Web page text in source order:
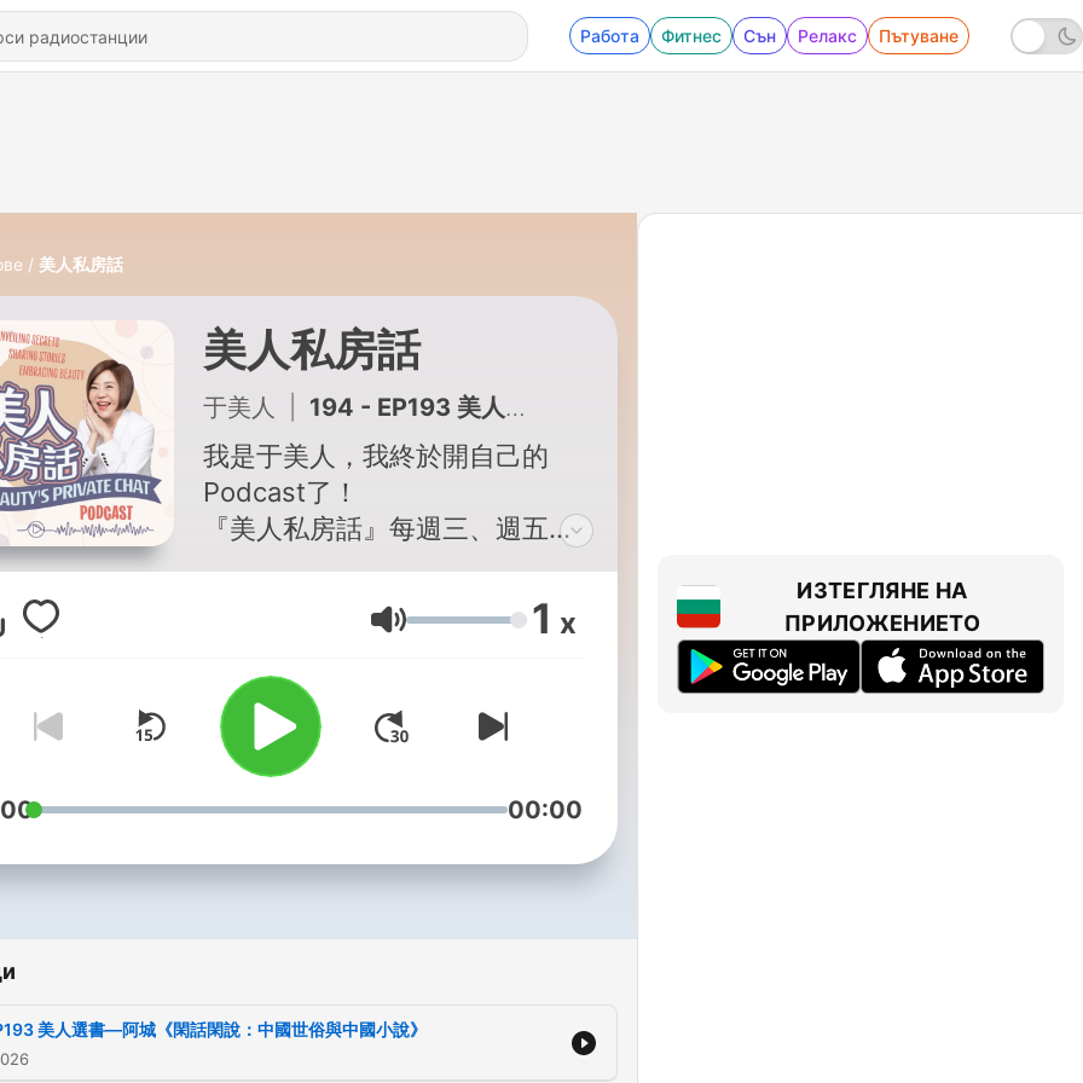
Работа Фитнес Сън Релакс Пътуване
美人私房話
美人私房話
于美人 194 - EP193 美人選書—阿城《閑話閑說：中國世俗與中國小說》
我是于美人，我終於開自己的
Podcast了！
『美人私房話』每週三、週五、
週日，晚上 9：00，記得鎖定我
你問美人的私房話裡有什麼？
不管你是想要學會如何掌握自己
的命運，
還是想要擁有幸福美滿的生活！
又或是想要知道美人每天都在做
上知天文，下知地理，各式各樣
合作邀約請洽：
Сила на звука 1 x
00:00
美人選書—阿城《閑話閑說：中國世俗與中國小說》
ИЗТЕГЛЯНЕ НА
ПРИЛОЖЕНИЕТО